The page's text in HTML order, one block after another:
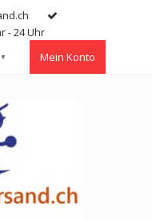
- 24 Uhr
▼ Mein Konto